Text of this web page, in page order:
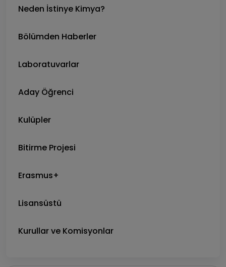
Neden İstinye Kimya?
Bölümden Haberler
Laboratuvarlar
Aday Öğrenci
Kulüpler
Bitirme Projesi
Erasmus+
Lisansüstü
Kurullar ve Komisyonlar